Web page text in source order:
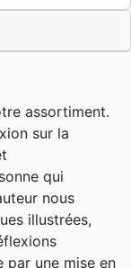
assortiment.
sur la
qui
nous
illustrées,
par une mise en